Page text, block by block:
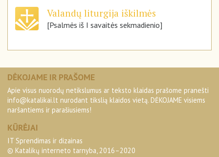
Valandų liturgija iškilmės
[Psalmės iš I savaitės sekmadienio]
DĖKOJAME IR PRAŠOME
Apie visus nuorodų netikslumus ar teksto klaidas prašome pranešti
info@katalikai.lt nurodant tikslią klaidos vietą. DĖKOJAME visiems
naršantiems ir parašiusiems!
KŪRĖJAI
IT Sprendimas ir dizainas
© Katalikų interneto tarnyba, 2016–2020